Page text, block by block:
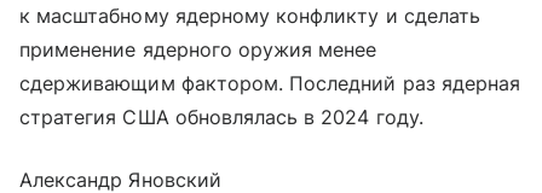
к масштабному ядерному конфликту и сделать
применение ядерного оружия менее
сдерживающим фактором. Последний раз ядерная
стратегия США обновлялась в 2024 году.
Александр Яновский